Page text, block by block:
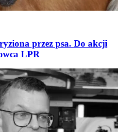
przez psa. Do akcji
LPR